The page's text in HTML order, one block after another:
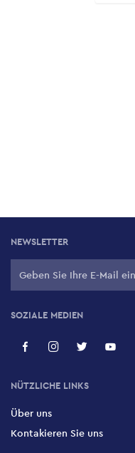
NEWSLETTER
SOZIALE MEDIEN
NÜTZLICHE LINKS
Über uns
Kontakieren Sie uns